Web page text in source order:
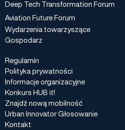
Deep Tech Transformation Forum
Aviation Future Forum
Wydarzenia towarzyszące
Gospodarz
Regulamin
Polityka prywatności
Informacje organizacyjne
Konkurs HUB it!
Znajdź nową mobilność
Urban Innovator Głosowanie
Kontakt